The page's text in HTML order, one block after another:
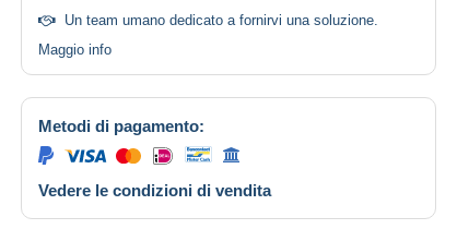
Un team umano dedicato a fornirvi una soluzione.
Maggio info
Metodi di pagamento:
Vedere le condizioni di vendita